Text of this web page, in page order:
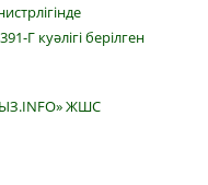
Г куәлігі берілген
ЖШС